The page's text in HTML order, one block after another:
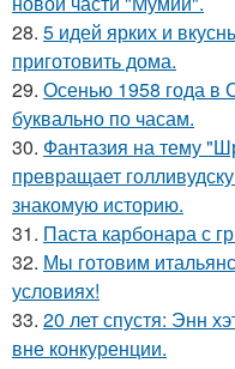
28. 5 идей ярких и
приготовить дома.
29. Осенью 1958 года в
буквально по часам.
30. Фантазия на тему
превращает
знакомую историю.
31. Паста карбонара с
32. Мы готовим
условиях!
33. 20 лет спустя: Энн
вне конкуренции.